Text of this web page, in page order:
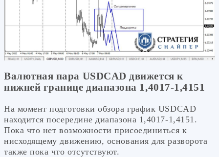
Валютная пара USDCAD движется к
нижней границе диапазона 1,4017-1,4151
На момент подготовки обзора график USDCAD
находится посередине диапазона 1,4017-1,4151.
Пока что нет возможности присоединиться к
нисходящему движению, основания для разворота
также пока что отсутствуют.